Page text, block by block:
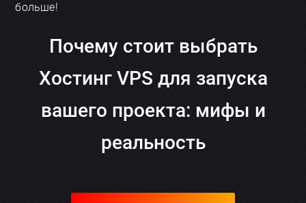
больше!
Почему стоит выбрать
Хостинг VPS для запуска
вашего проекта: мифы и
реальность